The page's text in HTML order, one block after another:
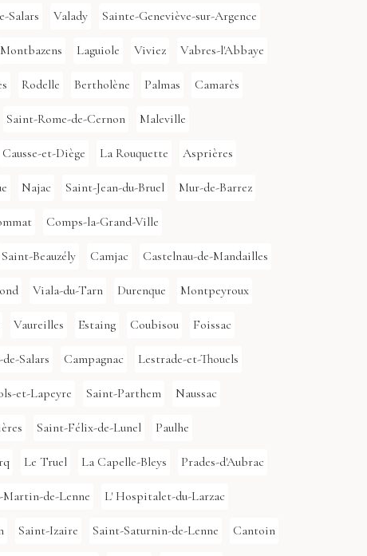
Salars Valady Sainte-Geneviève-sur-Argence
Montbazens Laguiole Viviez Vabres-l'Abbaye
Rodelle Bertholène Palmas Camarès
Saint-Rome-de-Cernon Maleville
Causse-et-Diège La Rouquette Asprières
Najac Saint-Jean-du-Bruel Mur-de-Barrez
Comps-la-Grand-Ville
Saint-Beauzély Camjac Castelnau-de-Mandailles
Viala-du-Tarn Durenque Montpeyroux
Vaureilles Estaing Coubisou Foissac
Salars Campagnac Lestrade-et-Thouels
et-Lapeyre Saint-Parthem Naussac
Saint-Félix-de-Lunel Paulhe
Le Truel La Capelle-Bleys Prades-d'Aubrac
Martin-de-Lenne L' Hospitalet-du-Larzac
Saint-Izaire Saint-Saturnin-de-Lenne Cantoin